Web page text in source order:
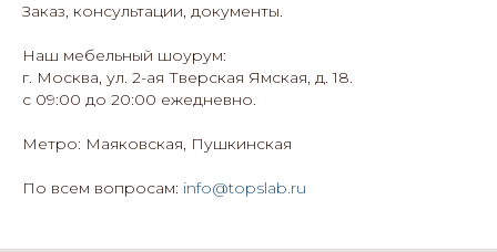
Заказ, консультации, документы.
Наш мебельный шоурум:
г. Москва, ул. 2-ая Тверская Ямская, д. 18.
с 09:00 до 20:00 ежедневно.
Метро: Маяковская, Пушкинская
По всем вопросам: info@topslab.ru